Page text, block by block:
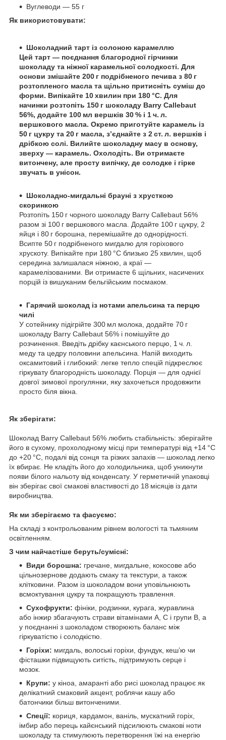
Вуглеводи — 55 г
Як використовувати:
Шоколадний тарт із солоною карамеллю
Цей тарт — поєднання благородної гірчинки
шоколаду та ніжної карамельної солодкості. Для
основи змішайте 200 г подрібненого печива з 80 г
розтопленого масла та щільно притисніть суміш до
форми. Випікайте 10 хвилин при 180 °C. Для
начинки розтопіть 150 г шоколаду Barry Callebaut
56%, додайте 100 мл вершків 30 % і 1 ч. л.
вершкового масла. Окремо приготуйте карамель із
50 г цукру та 20 г масла, з’єднайте з 2 ст. л. вершків і
дрібкою солі. Вилийте шоколадну масу в основу,
зверху — карамель. Охолодіть. Ви отримаєте
витончену, але просту випічку, де солодке і гірке
звучать в унісон.
Шоколадно-мигдальні брауні з хрусткою
скоринкою
Розтопіть 150 г чорного шоколаду Barry Callebaut 56%
разом зі 100 г вершкового масла. Додайте 100 г цукру, 2
яйця і 80 г борошна, перемішайте до однорідності.
Всипте 50 г подрібненого мигдалю для горіхового
хрускоту. Випікайте при 180 °C близько 25 хвилин, щоб
середина залишалася ніжною, а краї —
карамелізованими. Ви отримаєте 6 щільних, насичених
порцій із вишуканим бельгійським посмаком.
Гарячий шоколад із нотами апельсина та перцю
чилі
У сотейнику підігрійте 300 мл молока, додайте 70 г
шоколаду Barry Callebaut 56% і помішуйте до
розчинення. Введіть дрібку каєнського перцю, 1 ч. л.
меду та цедру половини апельсина. Напій виходить
оксамитовий і глибокий: легке тепло спецій підкреслює
гіркувату благородність шоколаду. Порція — для однієї
довгої зимової прогулянки, яку захочеться продовжити
просто біля вікна.
Як зберігати:
Шоколад Barry Callebaut 56% любить стабільність: зберігайте
його в сухому, прохолодному місці при температурі від +14 °C
до +20 °C, подалі від сонця та різких запахів — шоколад легко
їх вбирає. Не кладіть його до холодильника, щоб уникнути
появи білого нальоту від конденсату. У герметичній упаковці
він зберігає свої смакові властивості до 18 місяців із дати
виробництва.
Як ми зберігаємо та фасуємо:
На складі з контрольованим рівнем вологості та тьмяним
освітленням.
З чим найчастіше беруть/cумісні:
Види борошна: гречане, мигдальне, кокосове або
цільнозернове додають смаку та текстури, а також
клітковини. Разом із шоколадом вони уповільнюють
всмоктування цукру та покращують травлення.
Сухофрукти: фініки, родзинки, курага, журавлина
або інжир збагачують страви вітамінами A, C і групи B, а
у поєднанні з шоколадом створюють баланс між
гіркуватістю і солодкістю.
Горіхи: мигдаль, волоські горіхи, фундук, кеш’ю чи
фісташки підвищують ситість, підтримують серце і
мозок.
Крупи: у кіноа, амаранті або рисі шоколад працює як
делікатний смаковий акцент, роблячи кашу або
батончики більш витонченими.
Спеції: кориця, кардамон, ваніль, мускатний горіх,
імбир або перець кайєнський підсилюють смакові ноти
шоколаду та стимулюють перетворення їжі на енергію